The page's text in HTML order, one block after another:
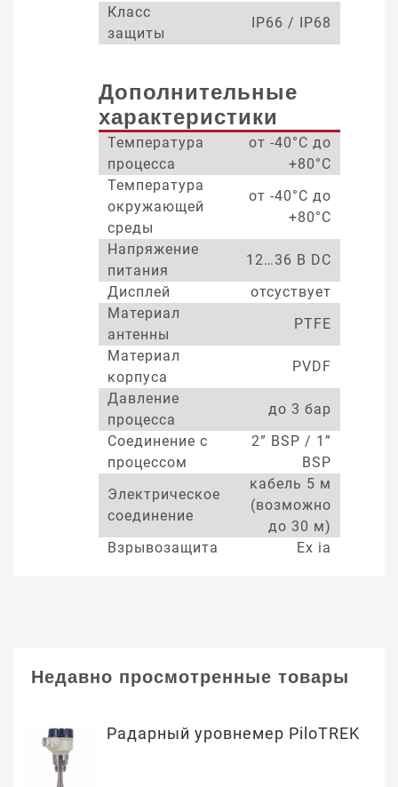
Класс
защиты
IP66 / IP68
Дополнительные
характеристики
Температура
процесса
от -40°С до
+80°С
Температура
окружающей
среды
от -40°С до
+80°С
Напряжение
питания
12…36 В DC
Дисплей
отсуствует
Материал
антенны
PTFE
Материал
корпуса
PVDF
Давление
процесса
до 3 бар
Соединение с
процессом
2” BSP / 1”
BSP
Электрическое
соединение
кабель 5 м
(возможно
до 30 м)
Взрывозащита
Ex ia
Недавно просмотренные товары
Радарный уровнемер PiloTREK